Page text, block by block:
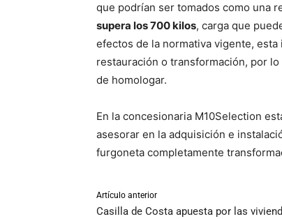
que podrían ser tomados como una
supera los 700 kilos, carga que
efectos de la normativa vigente,
restauración o transformación, por
de homologar.
En la concesionaria M10Selection
asesorar en la adquisición e
furgoneta completamente
Artículo anterior
Casilla de Costa apuesta por las